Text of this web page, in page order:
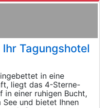
Tagungshotel
in eine
liegt das 4-Sterne-
in einer ruhigen Bucht,
und bietet Ihnen